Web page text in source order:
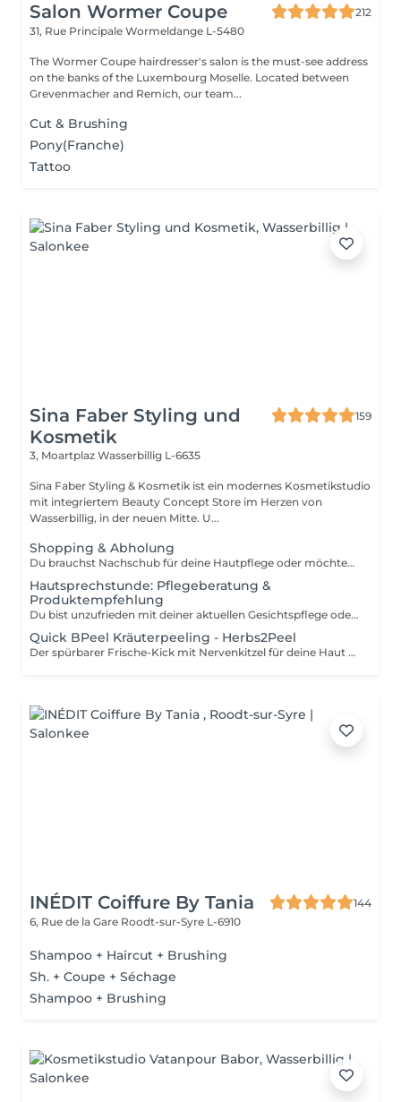
Salon Wormer Coupe
212
31, Rue Principale Wormeldange L-5480
The Wormer Coupe hairdresser's salon is the must-see address
on the banks of the Luxembourg Moselle. Located between
Grevenmacher and Remich, our team...
Cut & Brushing
Pony(Franche)
Tattoo
Sina Faber Styling und
Kosmetik
159
3, Moartplaz Wasserbillig L-6635
Sina Faber Styling & Kosmetik ist ein modernes Kosmetikstudio
mit integriertem Beauty Concept Store im Herzen von
Wasserbillig, in der neuen Mitte. U...
Shopping & Abholung
Du brauchst Nachschub für deine Hautpflege oder möchtest einen Gutschein abholen? Dann ist dieser kurze Termin genau das Richtige für dich. Hier kannst du unkompliziert deine Produkte oder Gutscheine bei uns im Studio abholen ganz ohne Wartezeit und in entspannter Atmosphäre. Wichtig: Bitte beachte, dass es sich hierbei um einen reinen Abhol- oder Shopping-Termin handelt. Eine individuelle Hautanalyse oder Pflegeberatung ist aus Zeitgründen nicht möglich. Wir freuen uns auf dich!
Hautsprechstunde: Pflegeberatung &
Produktempfehlung
Du bist unzufrieden mit deiner aktuellen Gesichtspflege oder möchtest deine Routine an deine Hautbedürfnisse anpassen? Dann ist dieser Termin genau richtig für dich. In einer ca. 30-minütigen Pflegeberatung schauen wir uns gemeinsam an, was deine Haut braucht und welche Produkte aus unserem Clean Beauty Sortiment perfekt zu dir passen. Wir nehmen uns Zeit, hören zu und empfehlen dir eine Pflege, die nicht nur zu deinem Hauttyp passt, sondern dich auch langfristig unterstützt für eine gesunde, strahlende Haut. Die Beratung kostet 50 Euro, wird dir aber bei einem Produktkauf ab 50 Euro vollständig angerechnet. Das heißt: Wenn du dich für passende Produkte entscheidest, ist dieser Termin für dich kostenlos. Die empfohlene Pflege kannst du direkt im Anschluss mitnehmen und direkt in deinen Alltag integrieren.
Quick BPeel Kräuterpeeling - Herbs2Peel
Der spürbarer Frische-Kick mit Nervenkitzel für deine Haut - sofort mehr Ausstrahlung. Unsere Quick BPeel Behandlung basiert auf der innovativen herbs2peel Methode, einer Kombination aus natürlichem Kräuterpeeling und intensiver Regeneration. Feinste Kräuterpartikel werden in die Haut einmassiert und erzeugen eine gezielte Mikroirritation. Genau hier beginnt der Effekt: - die Durchblutung wird angeregt - der Stoffwechsel aktiviert - die Haut beginnt sich von innen heraus zu erneuern Gleichzeitig werden abgestorbene Hautzellen sanft gelöst, während wertvolle Wirkstoffe tief in die Haut eingeschleust werden. Das Besondere: Es kommt nicht zu einem klassischen Schälprozess, sondern zu einer sichtbaren Verbesserung ohne Ausfallzeit. Du spürst den typischen Nervenkitzel während der Behandlung - ein Zeichen dafür, dass deine Haut arbeitet und aktiviert wird. Das Ergebnis: - sofort mehr Glow - frischeres Hautbild - sichtbar mehr Ebenmäßigkeit Das Quick BPeel ist die kompakte Express-Version der Behandlung. Der Fokus liegt auf Aktivierung, Glow und sofortigem Effekt, ohne intensive Zusatzmodule. Perfekt für: - schnelle Ergebnisse - Event-Vorbereitung - Einstieg in die Methode Indikationen: - fahle, müde Haut - fehlender Glow - Unreinheiten - unruhiges Hautbild (Hyperpigmentierung) Kontraindikationen: - bekannte Allergien gegen Kräuter/Pflanzenstoffe - akute Hauterkrankungen oder Entzündungen - entzündliche Rosazea - offene Hautstellen / Wunden stark gereizte Haut
INÉDIT Coiffure By Tania
144
6, Rue de la Gare Roodt-sur-Syre L-6910
Shampoo + Haircut + Brushing
Sh. + Coupe + Séchage
Shampoo + Brushing